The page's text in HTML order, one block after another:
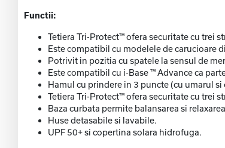
Functii:
Tetiera Tri-Protect™ ofera securitate cu trei
Este compatibil cu modelele de carucioare
Potrivit in pozitia cu spatele la sensul de
Este compatibil cu i-Base ™ Advance ca
Hamul cu prindere in 3 puncte (cu umarul
Tetiera Tri-Protect™ ofera securitate cu trei
Baza curbata permite balansarea si
Huse detasabile si lavabile.
UPF 50+ si copertina solara hidrofuga.